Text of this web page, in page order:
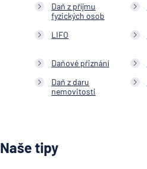
Daň z příjmu
fyzických osob
LIFO
Daňové přiznání
Daň z daru
nemovitosti
Naše tipy